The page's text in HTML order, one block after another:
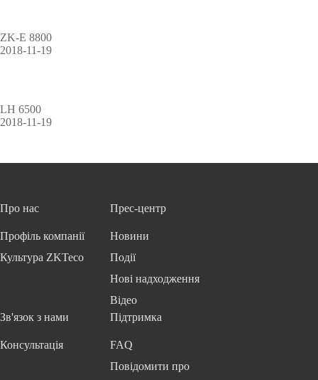
ZK-E 8800
2018-11-19
LH 6500
2018-11-19
Про нас
Профіль компанії
Культура ZKTeco
Прес-центр
Новини
Події
Нові надходження
Відео
Зв'язок з нами
Консультація
Підтримка
FAQ
Повідомити про